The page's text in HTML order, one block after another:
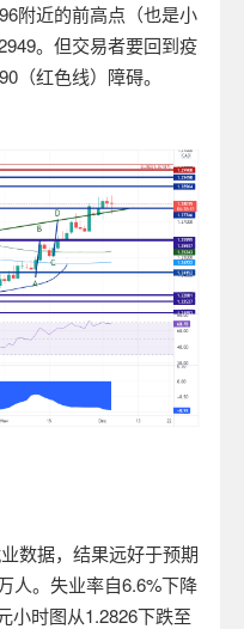
附近的前高点（也是小
。但交易者要回到疫
（红色线）障碍。
数据，结果远好于预期
人。失业率自6.6%下降
小时图从1.2826下跌至